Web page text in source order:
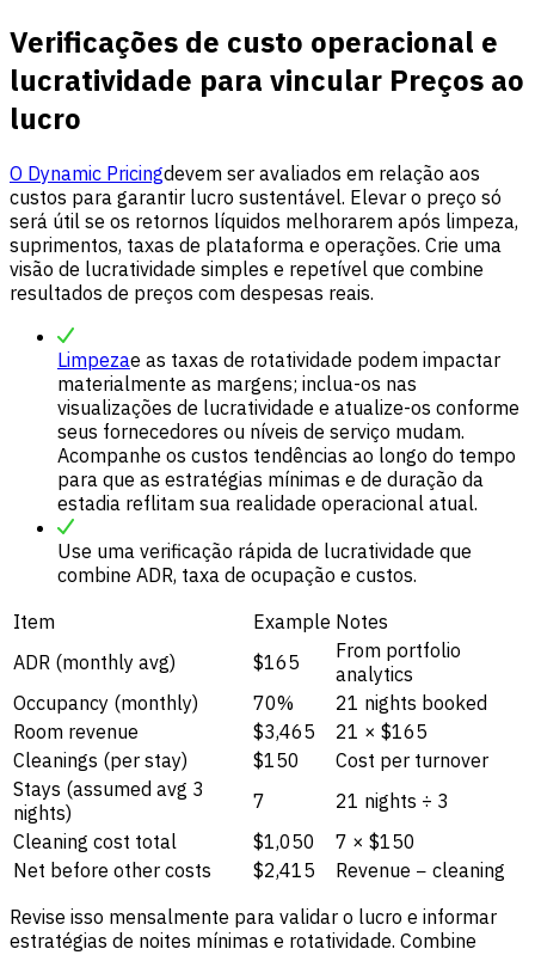
Verificações de custo operacional e
lucratividade para vincular Preços ao
lucro
O Dynamic Pricingdevem ser avaliados em relação aos
custos para garantir lucro sustentável. Elevar o preço só
será útil se os retornos líquidos melhorarem após limpeza,
suprimentos, taxas de plataforma e operações. Crie uma
visão de lucratividade simples e repetível que combine
resultados de preços com despesas reais.
Limpezae as taxas de rotatividade podem impactar
materialmente as margens; inclua-os nas
visualizações de lucratividade e atualize-os conforme
seus fornecedores ou níveis de serviço mudam.
Acompanhe os custos tendências ao longo do tempo
para que as estratégias mínimas e de duração da
estadia reflitam sua realidade operacional atual.
Use uma verificação rápida de lucratividade que
combine ADR, taxa de ocupação e custos.
Item
Example Notes
ADR (monthly avg)
$165
From portfolio
analytics
Occupancy (monthly)
70%
21 nights booked
Room revenue
$3,465
21 × $165
Cleanings (per stay)
$150
Cost per turnover
Stays (assumed avg 3
nights)
7
21 nights ÷ 3
Cleaning cost total
$1,050
7 × $150
Net before other costs
$2,415
Revenue − cleaning
Revise isso mensalmente para validar o lucro e informar
estratégias de noites mínimas e rotatividade. Combine